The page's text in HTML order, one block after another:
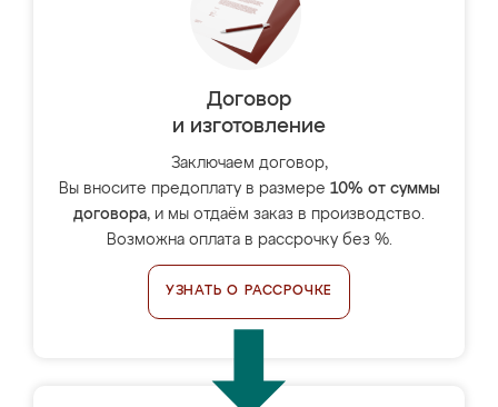
Договор
и изготовление
Заключаем договор,
Вы вносите предоплату в размере 10% от суммы
договора, и мы отдаём заказ в производство.
Возможна оплата в рассрочку без %.
УЗНАТЬ О РАССРОЧКЕ